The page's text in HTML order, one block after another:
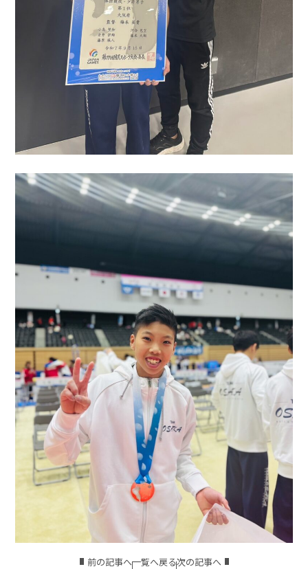
前の記事へ一覧へ戻る次の記事へ